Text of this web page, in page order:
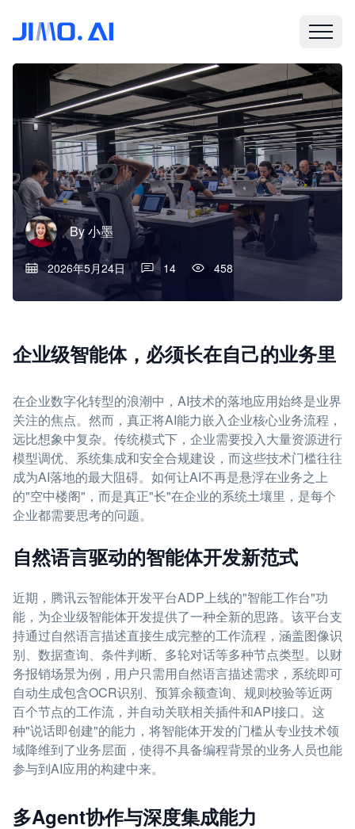
By小墨
2026年5月24日 14 458
企业级智能体，必须长在自己的业务里
在企业数字化转型的浪潮中，AI技术的落地应用始终是业界
关注的焦点。然而，真正将AI能力嵌入企业核心业务流程，
远比想象中复杂。传统模式下，企业需要投入大量资源进行
模型调优、系统集成和安全合规建设，而这些技术门槛往往
成为AI落地的最大阻碍。如何让AI不再是悬浮在业务之上
的"空中楼阁"，而是真正"长"在企业的系统土壤里，是每个
企业都需要思考的问题。
自然语言驱动的智能体开发新范式
近期，腾讯云智能体开发平台ADP上线的"智能工作台"功
能，为企业级智能体开发提供了一种全新的思路。该平台支
持通过自然语言描述直接生成完整的工作流程，涵盖图像识
别、数据查询、条件判断、多轮对话等多种节点类型。以财
务报销场景为例，用户只需用自然语言描述需求，系统即可
自动生成包含OCR识别、预算余额查询、规则校验等近两
百个节点的工作流，并自动关联相关插件和API接口。这
种"说话即创建"的能力，将智能体开发的门槛从专业技术领
域降维到了业务层面，使得不具备编程背景的业务人员也能
参与到AI应用的构建中来。
多Agent协作与深度集成能力